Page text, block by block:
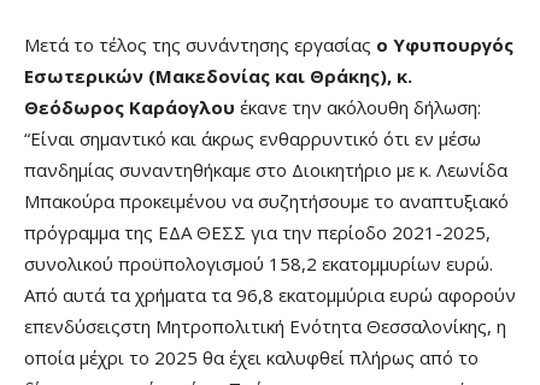
Μετά το τέλος της συνάντησης εργασίας ο Υφυπουργός
Εσωτερικών (Μακεδονίας και Θράκης), κ.
Θεόδωρος Καράογλου έκανε την ακόλουθη δήλωση:
“Είναι σημαντικό και άκρως ενθαρρυντικό ότι εν μέσω
πανδημίας συναντηθήκαμε στο Διοικητήριο με κ. Λεωνίδα
Μπακούρα προκειμένου να συζητήσουμε το αναπτυξιακό
πρόγραμμα της ΕΔΑ ΘΕΣΣ για την περίοδο 2021-2025,
συνολικού προϋπολογισμού 158,2 εκατομμυρίων ευρώ.
Από αυτά τα χρήματα τα 96,8 εκατομμύρια ευρώ αφορούν
επενδύσειςστη Μητροπολιτική Ενότητα Θεσσαλονίκης, η
οποία μέχρι το 2025 θα έχει καλυφθεί πλήρως από το